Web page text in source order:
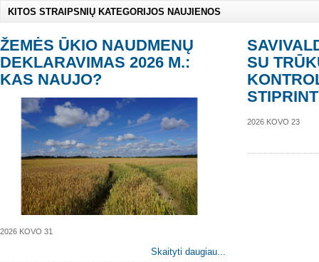
KITOS STRAIPSNIŲ KATEGORIJOS NAUJIENOS
ŽEMĖS ŪKIO NAUDMENŲ
DEKLARAVIMAS 2026 M.:
KAS NAUJO?
2026 KOVO 31
Skaityti daugiau...
SU
2026 KOVO 23